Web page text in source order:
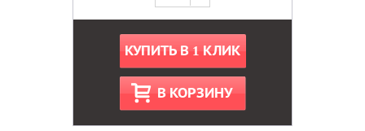
КУПИТЬ В 1 КЛИК
В КОРЗИНУ